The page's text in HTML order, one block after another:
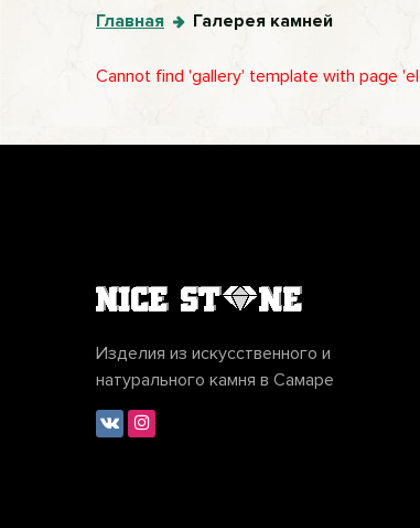
Главная Галерея камней
Cannot find 'gallery' template with page
Изделия из искусственного и
натурального камня в Самаре